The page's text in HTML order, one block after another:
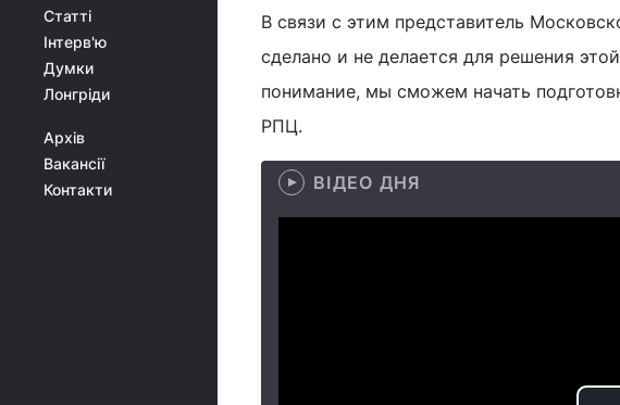
Статті
Інтерв'ю
Думки
Лонгріди
Архів
Вакансії
Контакти
В связи с этим представитель
сделано и не делается для решения
понимание, мы сможем начать
РПЦ.
ВІДЕО ДНЯ